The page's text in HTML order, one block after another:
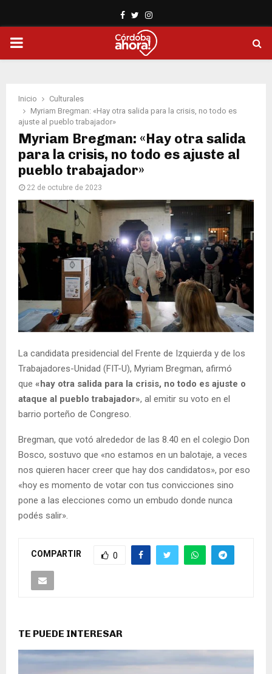
Facebook
TwitterInstagram
PRIMARY
Inicio
Culturales
Myriam Bregman: «Hay otra salida para la crisis, no todo es
ajuste al pueblo trabajador»
Myriam Bregman: «Hay otra salida
para la crisis, no todo es ajuste al
pueblo trabajador»
22 de octubre de 2023
La candidata presidencial del Frente de Izquierda y de los
Trabajadores-Unidad (FIT-U), Myriam Bregman, afirmó
que «hay otra salida para la crisis, no todo es ajuste o
ataque al pueblo trabajador», al emitir su voto en el
barrio porteño de Congreso.
Bregman, que votó alrededor de las 8.40 en el colegio Don
Bosco, sostuvo que «no estamos en un balotaje, a veces
nos quieren hacer creer que hay dos candidatos», por eso
«hoy es momento de votar con tus convicciones sino
pone a las elecciones como un embudo donde nunca
podés salir».
COMPARTIR 0
TE PUEDE INTERESAR